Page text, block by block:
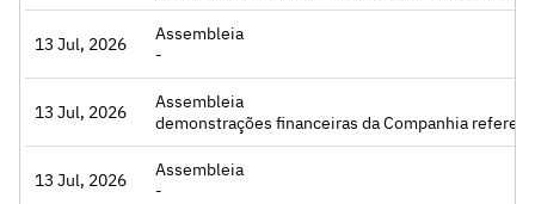
13 Jul, 2026
Assembleia
-
Acessar
13 Jul, 2026
Assembleia
demonstrações financeiras da Companhia referentes ao exercício social encerrado em 31 de dezembro de 2025, relatório da Administração e respectivas contas dos administradores relativas ao exercício social encerrado em 31 de dezembro de 2025, proposta da administração para a destinação do resultado do exercício social encerrado em 31 de
Acessar
13 Jul, 2026
Assembleia
-
Acessar